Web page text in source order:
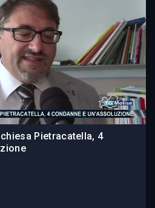
Pietracatella, 4